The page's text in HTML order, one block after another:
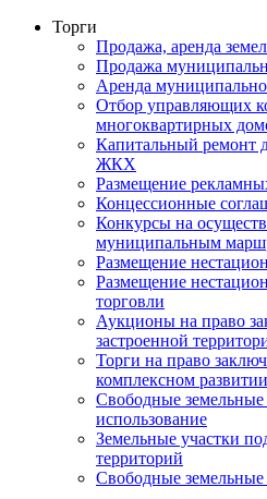
Торги
Продажа, аренда
Продажа
Аренда
Отбор управляющих
многоквартирных
Капитальный ремонт
ЖКХ
Размещение
Концессионные
Конкурсы на
муниципальным
Размещение
Размещение
торговли
Аукционы на право
застроенной
Торги на право
комплексном
Свободные земельные
использование
Земельные участки
территорий
Свободные земельные